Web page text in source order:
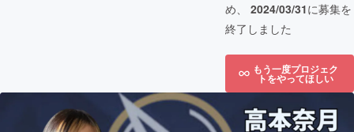
め、 2024/03/31に募集を
終了しました
もう一度プロジェク
トをやってほしい